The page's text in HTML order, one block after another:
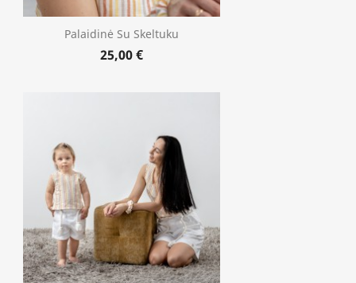
Palaidinė Su Skeltuku
25,00 €